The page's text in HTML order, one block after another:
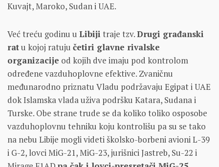
Kuvajt, Maroko, Sudan i UAE.
Već treću godinu u Libiji traje tzv.Drugi građanski
ratu kojoj ratuju četiri glavne rivalske
organizacije od kojih dve imaju pod kontrolom
određene vazduhoplovne efektive. Zvaničnu
međunarodno priznatu Vladu podržavaju Egipat i UAE
dok Islamska vlada uživa podršku Katara, Sudana i
Turske. Obe strane trude se da koliko toliko osposobe
vazduhoplovnu tehniku koju kontrolišu pa su se tako
na nebu Libije mogli videti školsko-borbeni avioni L-39
i G-2, lovci MiG-21, MiG-23, jurišnici Jastreb, Su-22 i